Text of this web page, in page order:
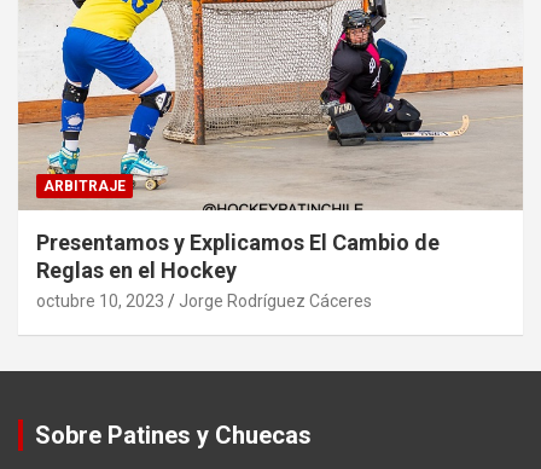
ARBITRAJE
Presentamos y Explicamos El Cambio de
Reglas en el Hockey
octubre 10, 2023 Jorge Rodríguez Cáceres
Sobre Patines y Chuecas